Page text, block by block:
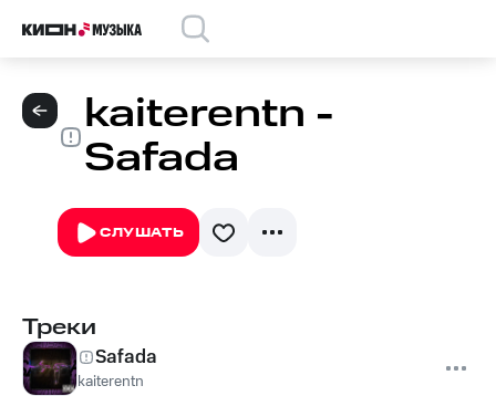
kaiterentn -
Safada
СЛУШАТЬ
Треки
Safada
kaiterentn